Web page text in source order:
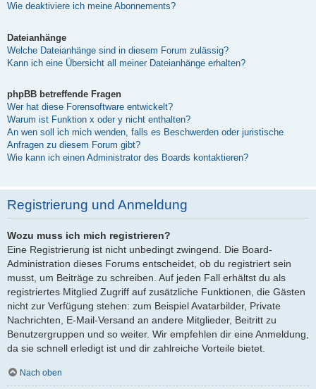
Wie deaktiviere ich meine Abonnements?
Dateianhänge
Welche Dateianhänge sind in diesem Forum zulässig?
Kann ich eine Übersicht all meiner Dateianhänge erhalten?
phpBB betreffende Fragen
Wer hat diese Forensoftware entwickelt?
Warum ist Funktion x oder y nicht enthalten?
An wen soll ich mich wenden, falls es Beschwerden oder juristische
Anfragen zu diesem Forum gibt?
Wie kann ich einen Administrator des Boards kontaktieren?
Registrierung und Anmeldung
Wozu muss ich mich registrieren?
Eine Registrierung ist nicht unbedingt zwingend. Die Board-
Administration dieses Forums entscheidet, ob du registriert sein
musst, um Beiträge zu schreiben. Auf jeden Fall erhältst du als
registriertes Mitglied Zugriff auf zusätzliche Funktionen, die Gästen
nicht zur Verfügung stehen: zum Beispiel Avatarbilder, Private
Nachrichten, E-Mail-Versand an andere Mitglieder, Beitritt zu
Benutzergruppen und so weiter. Wir empfehlen dir eine Anmeldung,
da sie schnell erledigt ist und dir zahlreiche Vorteile bietet.
Nach oben